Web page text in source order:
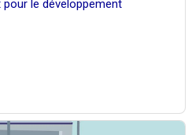
le développement